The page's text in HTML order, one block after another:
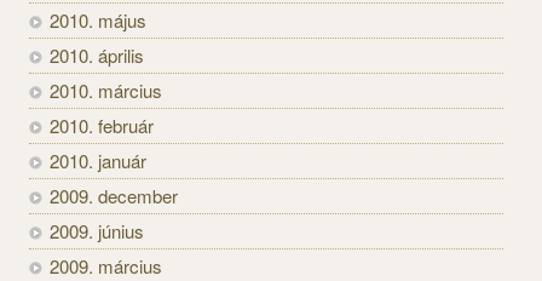
2010. május
2010. április
2010. március
2010. február
2010. január
2009. december
2009. június
2009. március